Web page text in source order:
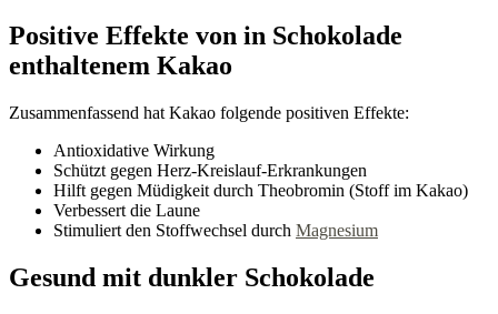
Positive Effekte von in Schokolade
enthaltenem Kakao
Zusammenfassend hat Kakao folgende positiven Effekte:
Antioxidative Wirkung
Schützt gegen Herz-Kreislauf-Erkrankungen
Hilft gegen Müdigkeit durch Theobromin (Stoff im Kakao)
Verbessert die Laune
Stimuliert den Stoffwechsel durch Magnesium
Gesund mit dunkler Schokolade